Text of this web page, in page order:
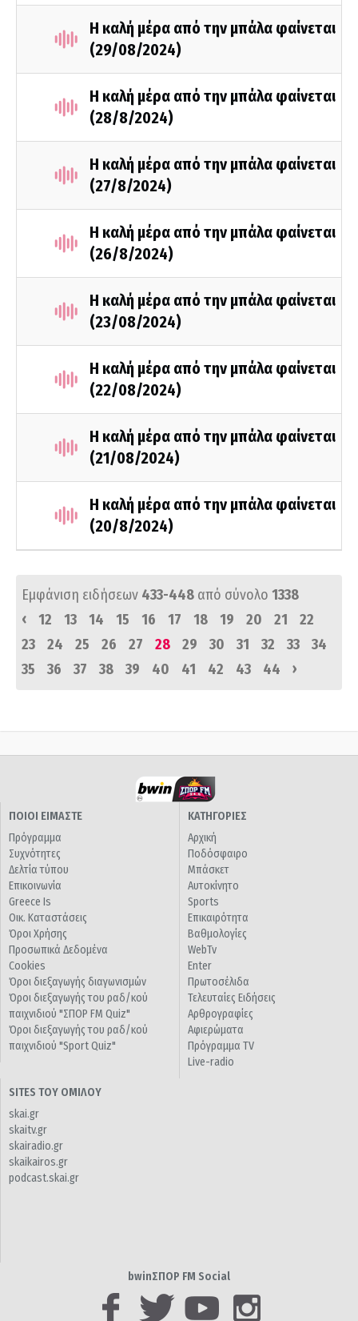
Η καλή μέρα από την μπάλα φαίνεται
(29/08/2024)
Η καλή μέρα από την μπάλα φαίνεται
(28/8/2024)
Η καλή μέρα από την μπάλα φαίνεται
(27/8/2024)
Η καλή μέρα από την μπάλα φαίνεται
(26/8/2024)
Η καλή μέρα από την μπάλα φαίνεται
(23/08/2024)
Η καλή μέρα από την μπάλα φαίνεται
(22/08/2024)
Η καλή μέρα από την μπάλα φαίνεται
(21/08/2024)
Η καλή μέρα από την μπάλα φαίνεται
(20/8/2024)
Εμφάνιση ειδήσεων 433-448 από σύνολο 1338
‹
12 13 14 15 16 17 18 19 20 21
22
23
24 25 26 27 28 29 30 31 32 33
34
35
36 37 38 39 40 41 42 43 44 ›
ΠΟΙΟΙ ΕΙΜΑΣΤΕ
Πρόγραμμα
Συχνότητες
Δελτία τύπου
Επικοινωνία
Greece Is
Οικ. Καταστάσεις
Όροι Χρήσης
Προσωπικά Δεδομένα
Cookies
Όροι διεξαγωγής διαγωνισμών
Όροι διεξαγωγής του ραδ/κού
παιχνιδιού "ΣΠΟΡ FM Quiz"
Όροι διεξαγωγής του ραδ/κού
παιχνιδιού "Sport Quiz"
ΚΑΤΗΓΟΡΙΕΣ
Αρχική
Ποδόσφαιρο
Μπάσκετ
Αυτοκίνητο
Sports
Επικαιρότητα
Βαθμολογίες
WebTv
Enter
Πρωτοσέλιδα
Τελευταίες Ειδήσεις
Αρθρογραφίες
Αφιερώματα
Πρόγραμμα TV
Live-radio
SITES ΤΟΥ ΟΜΙΛΟΥ
skai.gr
skaitv.gr
skairadio.gr
skaikairos.gr
podcast.skai.gr
bwinΣΠΟΡ FM Social